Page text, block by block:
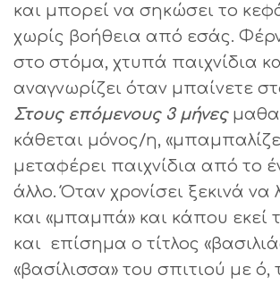
και μπορεί να σηκώσει το
χωρίς βοήθεια από εσάς.
στο στόμα, χτυπά παιχνίδια
αναγνωρίζει όταν μπαίνετε
Στους επόμενους 3 μήνες
κάθεται μόνος/η,
μεταφέρει παιχνίδια από το
άλλο. Όταν χρονίσει ξεκινά να
και «μπαμπά» και κάπου εκεί
και επίσημα ο τίτλος
«βασίλισσα» του σπιτιού με ό,